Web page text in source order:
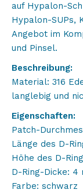
Hypalon
Kleber
Menge
auf Hypalon-
Hypalon-SUPs,
Angebot im
und Pinsel.
Beschreibung:
Material: 316
langlebig und
Eigenschaften:
Patch-
Länge des D-
Höhe des D-
D-Ring-Dicke: 4
Farbe: schwarz